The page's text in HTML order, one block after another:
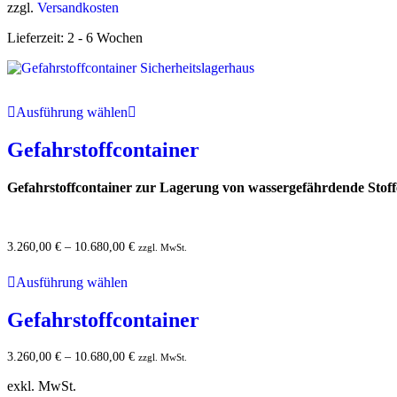
zzgl. Versandkosten
Lieferzeit: 2 - 6 Wochen
Ausführung wählen
Gefahrstoffcontainer
Gefahrstoffcontainer zur Lagerung von wassergefährdende
3.260,00 € – 10.680,00 € zzgl. MwSt.
Ausführung wählen
Gefahrstoffcontainer
3.260,00 € – 10.680,00 € zzgl. MwSt.
exkl. MwSt.